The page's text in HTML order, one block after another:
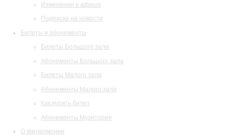
Изменения в афише
Подписка на новости
Билеты и абонементы
Билеты Большого зала
Абонементы Большого зала
Билеты Малого зала
Абонементы Малого зала
Как купить билет
Абонементы Музитория
О филармонии